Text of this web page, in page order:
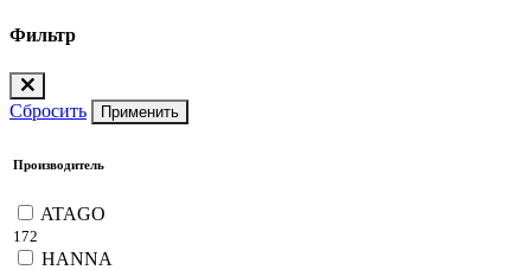
Фильтр
Сбросить Применить
Производитель
ATAGO
172
HANNA